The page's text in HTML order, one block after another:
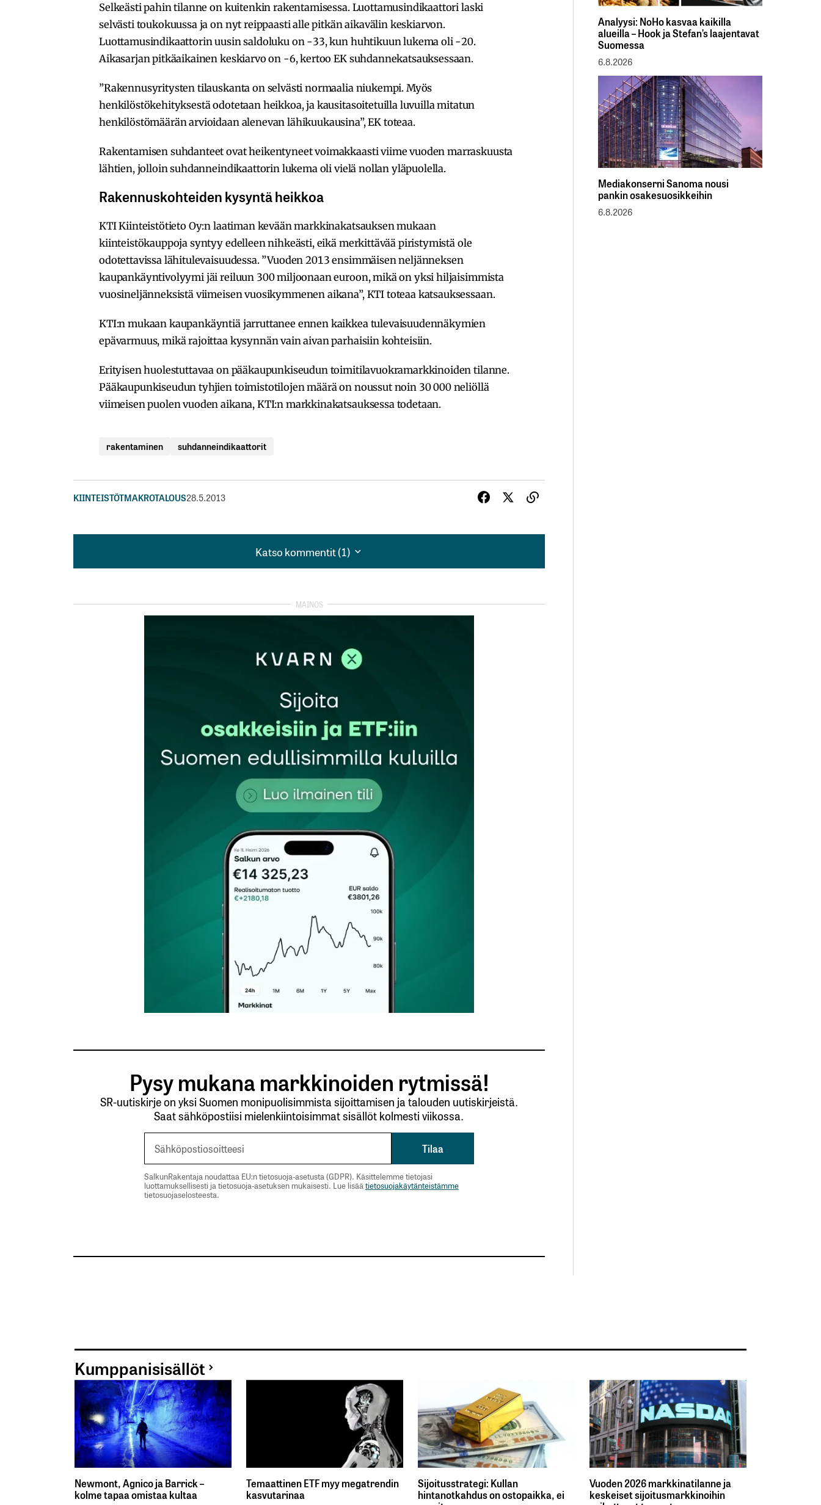
Selkeästi pahin tilanne on kuitenkin rakentamisessa. Luottamusindikaattori laski
selvästi toukokuussa ja on nyt reippaasti alle pitkän aikavälin keskiarvon.
Luottamusindikaattorin uusin saldoluku on -33, kun huhtikuun lukema oli -20.
Aikasarjan pitkäaikainen keskiarvo on -6, kertoo EK suhdannekatsauksessaan.
”Rakennusyritysten tilauskanta on selvästi normaalia niukempi. Myös
henkilöstökehityksestä odotetaan heikkoa, ja kausitasoitetuilla luvuilla mitatun
henkilöstömäärän arvioidaan alenevan lähikuukausina”, EK toteaa.
Rakentamisen suhdanteet ovat heikentyneet voimakkaasti viime vuoden marraskuusta
lähtien, jolloin suhdanneindikaattorin lukema oli vielä nollan yläpuolella.
Rakennuskohteiden kysyntä heikkoa
KTI Kiinteistötieto Oy:n laatiman kevään markkinakatsauksen mukaan
kiinteistökauppoja syntyy edelleen nihkeästi, eikä merkittävää piristymistä ole
odotettavissa lähitulevaisuudessa. ”Vuoden 2013 ensimmäisen neljänneksen
kaupankäyntivolyymi jäi reiluun 300 miljoonaan euroon, mikä on yksi hiljaisimmista
vuosineljänneksistä viimeisen vuosikymmenen aikana”, KTI toteaa katsauksessaan.
KTI:n mukaan kaupankäyntiä jarruttanee ennen kaikkea tulevaisuudennäkymien
epävarmuus, mikä rajoittaa kysynnän vain aivan parhaisiin kohteisiin.
Erityisen huolestuttavaa on pääkaupunkiseudun toimitilavuokramarkkinoiden tilanne.
Pääkaupunkiseudun tyhjien toimistotilojen määrä on noussut noin 30 000 neliöllä
viimeisen puolen vuoden aikana, KTI:n markkinakatsauksessa todetaan.
rakentaminen suhdanneindikaattorit
KIINTEISTÖTMAKROTALOUS28.5.2013
Katso kommentit (1)
Katso kommentit (1)
”Lemminkäinen jätti omistajat ilman osinkoa vuonna 2010. SRV puolitti tänä keväänä osinkonsa,
kirjautua sisään rekisteröityä
Sähköpostiosoitettasi ei julkaista.Pakolliset kentät on merkitty
Sähköpostiosoitteesi
Tilaa SalkunRakentajan uutiskirje
Pysy mukana markkinoiden rytmissä!
SR-uutiskirje on yksi Suomen monipuolisimmista sijoittamisen ja talouden uutiskirjeistä.
Saat sähköpostiisi mielenkiintoisimmat sisällöt kolmesti viikossa.
SalkunRakentaja noudattaa EU:n tietosuoja-asetusta (GDPR). Käsittelemme tietojasi
luottamuksellisesti ja tietosuoja-asetuksen mukaisesti. Lue lisää tietosuojakäytänteistämme
tietosuojaselosteesta.
Analyysi: NoHo kasvaa kaikilla
alueilla – Hook ja Stefan’s laajentavat
Suomessa
6.8.2026
Mediakonserni Sanoma nousi
pankin osakesuosikkeihin
6.8.2026
Kumppanisisällöt
Newmont, Agnico ja Barrick –
kolme tapaa omistaa kultaa
Temaattinen ETF myy megatrendin
kasvutarinaa
Sijoitusstrategi: Kullan
hintanotkahdus on ostopaikka, ei
Vuoden 2026 markkinatilanne ja
keskeiset sijoitusmarkkinoihin